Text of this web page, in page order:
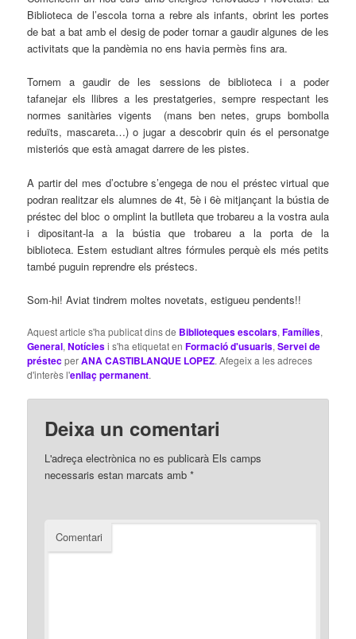
Biblioteca de l’escola torna a rebre als infants, obrint les portes
de bat a bat amb el desig de poder tornar a gaudir algunes de les
activitats que la pandèmia no ens havia permès fins ara.
Tornem a gaudir de les sessions de biblioteca i a poder
tafanejar els llibres a les prestatgeries, sempre respectant les
normes sanitàries vigents (mans ben netes, grups bombolla
reduïts, mascareta…) o jugar a descobrir quin és el personatge
misteriós que està amagat darrere de les pistes.
A partir del mes d’octubre s’engega de nou el préstec virtual que
podran realitzar els alumnes de 4t, 5è i 6è mitjançant la bústia de
préstec del bloc o omplint la butlleta que trobareu a la vostra aula
i dipositant-la a la bústia que trobareu a la porta de la
biblioteca. Estem estudiant altres fórmules perquè els més petits
també puguin reprendre els préstecs.
Som-hi! Aviat tindrem moltes novetats, estigueu pendents!!
Aquest article s'ha publicat dins de Biblioteques escolars,Famílies,
General,Notíciesi s'ha etiquetat enFormació d'usuaris,Servei de
préstecperANA CASTIBLANQUE LOPEZ. Afegeix a les adreces
d'interès l'enllaç permanent.
Deixa un comentari
L'adreça electrònica no es publicarà Els camps
necessaris estan marcats amb*
Comentari